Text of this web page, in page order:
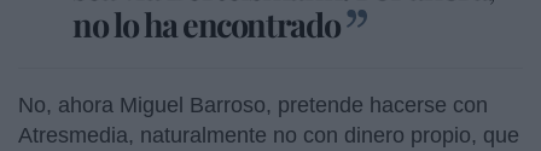
no lo ha encontrado
No, ahora Miguel Barroso, pretende hacerse con
Atresmedia, naturalmente no con dinero propio, que